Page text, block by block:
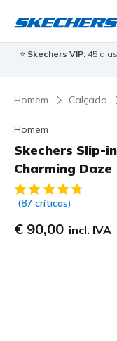
⭐ Skechers VIP:45
Homem Calçado
Homem
Skechers Slip-
Charming Daze
3$9 de 5 –
(87 críticas)
€ 90,00 incl. IVA